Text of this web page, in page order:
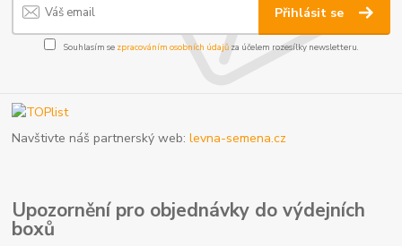
Přihlásit se
Souhlasím se zpracováním osobních údajůza účelem rozesílky newsletteru.
Navštivte náš partnerský web:levna-semena.cz
Upozornění pro objednávky do výdejních
boxů